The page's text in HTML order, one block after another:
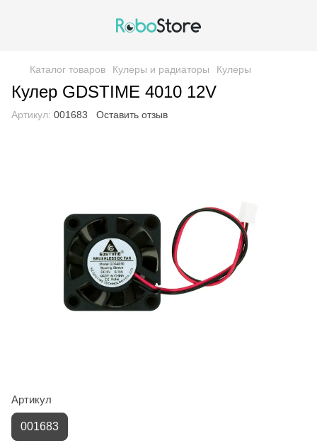
Каталог товаров Кулеры и радиаторы Кулеры
Кулер GDSTIME 4010 12V
Артикул: 001683 Оставить отзыв
Артикул
001683